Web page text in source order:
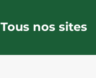
Tous nos sites